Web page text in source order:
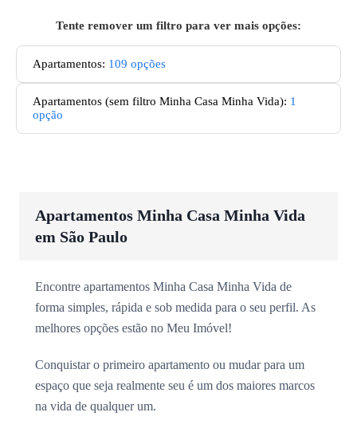
Tente remover um filtro para ver mais opções:
Apartamentos: 109 opções
Apartamentos (sem filtro Minha Casa Minha Vida): 1
opção
Apartamentos Minha Casa Minha Vida
em São Paulo
Encontre apartamentos Minha Casa Minha Vida de
forma simples, rápida e sob medida para o seu perfil. As
melhores opções estão no Meu Imóvel!
Conquistar o primeiro apartamento ou mudar para um
espaço que seja realmente seu é um dos maiores marcos
na vida de qualquer um.